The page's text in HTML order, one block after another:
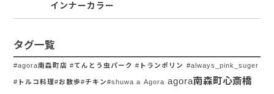
インナーカラー
タグ一覧
#agora南森町店 #てんとう虫パーク #トランポリン #always_pink_suger
#トルコ料理#お散歩#チキン#shuwa a Agora agora南森町心斎橋